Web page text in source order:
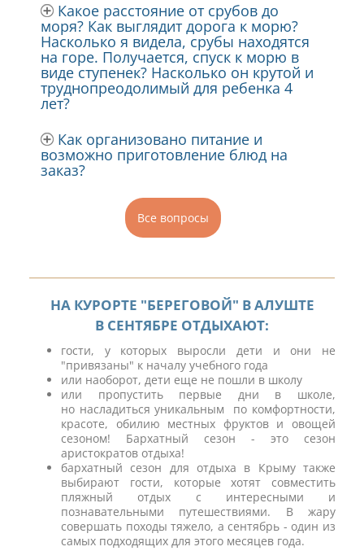
Какое расстояние от срубов до
моря? Как выглядит дорога к морю?
Насколько я видела, срубы находятся
на горе. Получается, спуск к морю в
виде ступенек? Насколько он крутой и
труднопреодолимый для ребенка 4
лет?
Как организовано питание и
возможно приготовление блюд на
заказ?
Все вопросы
НА КУРОРТЕ "БЕРЕГОВОЙ" В АЛУШТЕ
В СЕНТЯБРЕ ОТДЫХАЮТ:
гости, у которых выросли дети и они не
"привязаны" к началу учебного года
или наоборот, дети еще не пошли в школу
или пропустить первые дни в школе,
но насладиться уникальным по комфортности,
красоте, обилию местных фруктов и овощей
сезоном! Бархатный сезон - это сезон
аристократов отдыха!
бархатный сезон для отдыха в Крыму также
выбирают гости, которые хотят совместить
пляжный отдых с интересными и
познавательными путешествиями. В жару
совершать походы тяжело, а сентябрь - один из
самых подходящих для этого месяцев года.